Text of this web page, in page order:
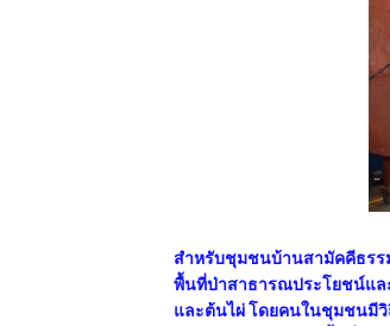
สำหรับชุมชนบ้านสามัคคีธรร
พื้นที่ป่าสาธารณประโยชน์แ
และต้นไผ่ โดยคนในชุมชนมีวิ